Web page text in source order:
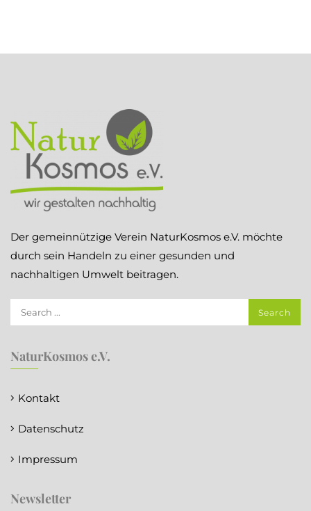
Der gemeinnützige Verein NaturKosmos e.V. möchte
durch sein Handeln zu einer gesunden und
nachhaltigen Umwelt beitragen.
NaturKosmos e.V.
Kontakt
Datenschutz
Impressum
Newsletter